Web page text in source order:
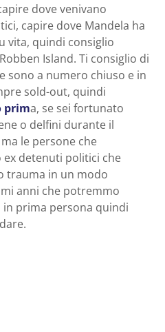
dove venivano
capire dove Mandela ha
vita, quindi consiglio
Island. Ti consiglio di
sono a numero chiuso e in
sold-out, quindi
prima, se sei fortunato
o delfini durante il
le persone che
detenuti politici che
trauma in un modo
anni che potremmo
prima persona quindi